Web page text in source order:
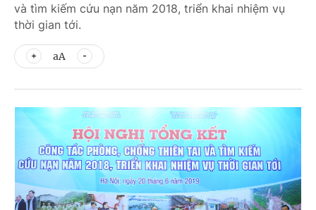
và tìm kiếm cứu nạn năm 2018, triển khai nhiệm vụ
thời gian tới.
aA